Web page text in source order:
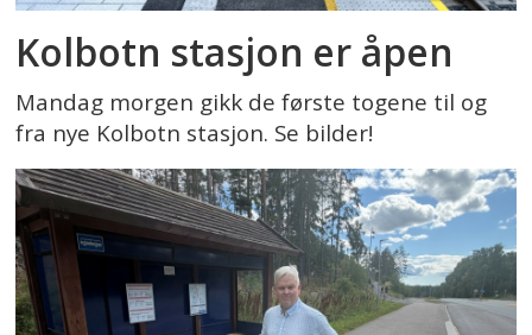
Kolbotn stasjon er åpen
Mandag morgen gikk de første togene til og
fra nye Kolbotn stasjon. Se bilder!